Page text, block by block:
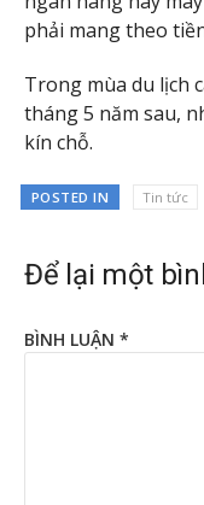
phải mang theo
Trong mùa du lịch
tháng 5 năm sau,
kín chỗ.
POSTED IN Tin tức
Để lại một
BÌNH LUẬN *